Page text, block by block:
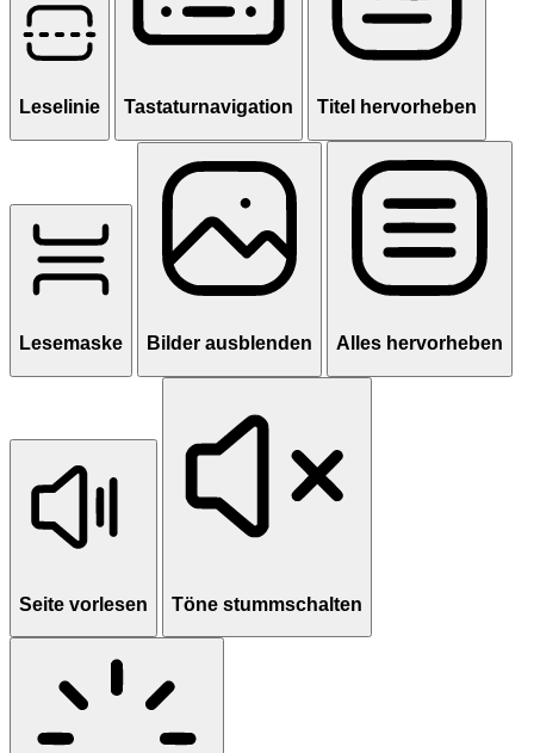
Leselinie Tastaturnavigation Titel hervorheben
Lesemaske Bilder ausblenden Alles hervorheben
Seite vorlesen Töne stummschalten